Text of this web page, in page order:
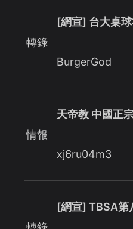
轉錄
[網宣] 台大桌
BurgerGod
情報
天帝教 中國正
xj6ru04m3
[網宣] TBSA第